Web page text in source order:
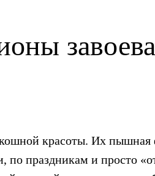
красоты. Их пышная
праздникам и просто